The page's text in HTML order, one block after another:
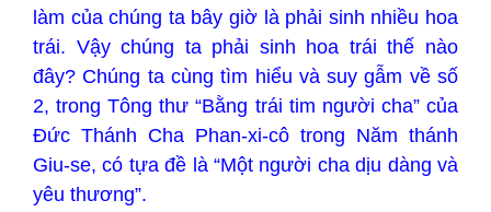
làm của chúng ta bây giờ là phải sinh nhiều hoa
trái. Vậy chúng ta phải sinh hoa trái thế nào
đây? Chúng ta cùng tìm hiểu và suy gẫm về số
2, trong Tông thư “Bằng trái tim người cha” của
Đức Thánh Cha Phan-xi-cô trong Năm thánh
Giu-se, có tựa đề là “Một người cha dịu dàng và
yêu thương”.